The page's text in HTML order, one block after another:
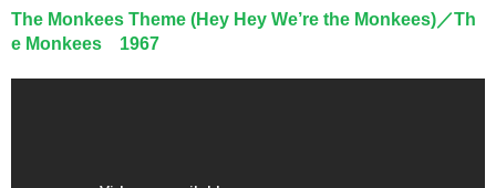
The Monkees Theme (Hey Hey We’re the Monkees)／Th
e Monkees 1967